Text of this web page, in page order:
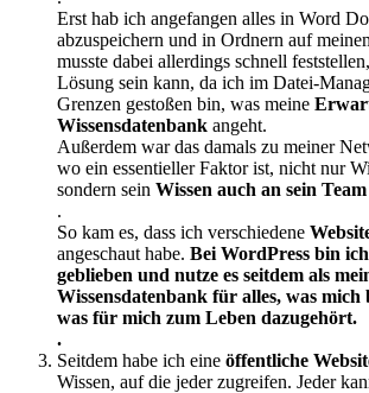
Erst hab ich angefangen alles in Word
abzuspeichern und in Ordnern auf
musste dabei allerdings schnell
Lösung sein kann, da ich im Datei-
Grenzen gestoßen bin, was meine
Wissensdatenbank angeht.
Außerdem war das damals zu meiner
wo ein essentieller Faktor ist, nicht nur
sondern sein Wissen auch an sein
.
So kam es, dass ich verschiedene
angeschaut habe. Bei WordPress bin
geblieben und nutze es seitdem als
Wissensdatenbank für alles, was mich
was für mich zum Leben dazugehört.
.
Seitdem habe ich eine öffentliche
Wissen, auf die jeder zugreifen. Jeder